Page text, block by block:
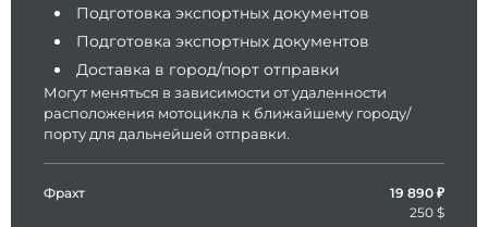
Подготовка экспортных документов
Подготовка экспортных документов
Доставка в город/порт отправки
Могут меняться в зависимости от удаленности
расположения мотоцикла к ближайшему городу/
порту для дальнейшей отправки.
Фрахт
19 890 ₽
250 $